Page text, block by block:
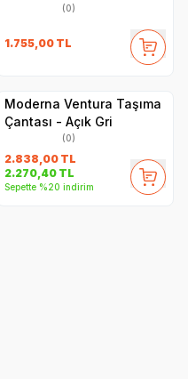
Ayarlanabilir Omuz Askısı,
Fermuarlı - 32x15x34 cm
(0)
1.755,00 TL
Moderna Ventura Taşıma
Çantası - Açık Gri
(0)
2.838,00 TL
2.270,40 TL
Sepette %20 indirim